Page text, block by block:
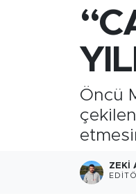
Öncü
ZEKI
Sağlık & Çevre
Yerel Haber
Öncü TV İzle
Düzce Namaz
Tüm Manşetler
Haber Arşivi